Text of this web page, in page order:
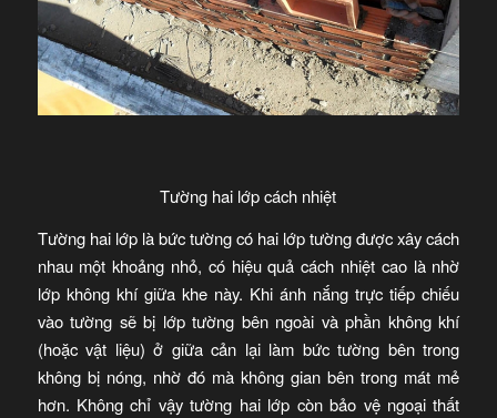
Tường hai lớp cách nhiệt
Tường hai lớp là bức tường có hai lớp tường được xây cách
nhau một khoảng nhỏ, có hiệu quả cách nhiệt cao là nhờ
lớp không khí giữa khe này. Khi ánh nắng trực tiếp chiếu
vào tường sẽ bị lớp tường bên ngoài và phần không khí
(hoặc vật liệu) ở giữa cản lại làm bức tường bên trong
không bị nóng, nhờ đó mà không gian bên trong mát mẻ
hơn. Không chỉ vậy tường hai lớp còn bảo vệ ngoại thất